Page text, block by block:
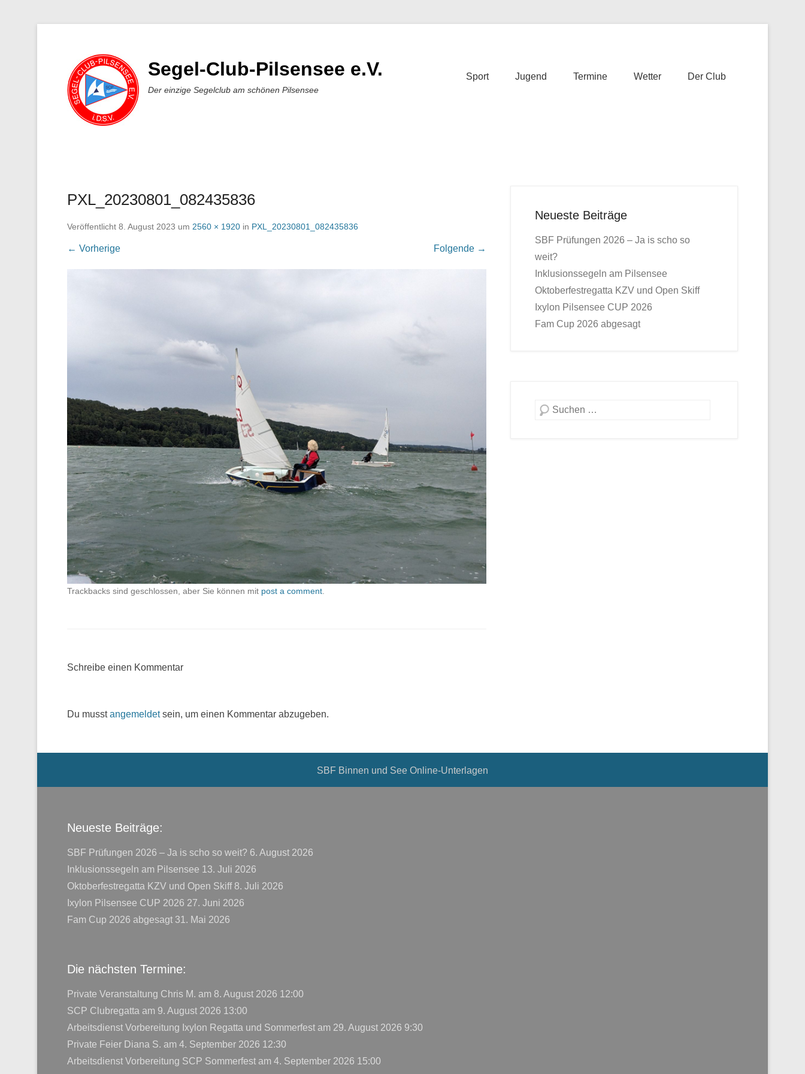
Segel-Club-Pilsensee e.V.
Der einzige Segelclub am schönen Pilsensee
Sport Jugend Termine Wetter Der Club
PXL_20230801_082435836
Veröffentlicht 8. August 2023 um 2560 × 1920 in PXL_20230801_082435836
← Vorherige Folgende →
Trackbacks sind geschlossen, aber Sie können mit post a comment
Schreibe einen Kommentar
Du musstangemeldetsein, um einen Kommentar abzugeben.
Neueste Beiträge
SBF Prüfungen 2026 – Ja is scho so
weit?
Inklusionssegeln am Pilsensee
Oktoberfestregatta KZV und Open Skiff
Ixylon Pilsensee CUP 2026
Fam Cup 2026 abgesagt
Suche
SBF Binnen und See Online-Unterlagen
Neueste Beiträge:
SBF Prüfungen 2026 – Ja is scho so weit? 6. August 2026
Inklusionssegeln am Pilsensee 13. Juli 2026
Oktoberfestregatta KZV und Open Skiff 8. Juli 2026
Ixylon Pilsensee CUP 2026 27. Juni 2026
Fam Cup 2026 abgesagt 31. Mai 2026
Die nächsten Termine:
Private Veranstaltung Chris M. am 8. August 2026 12:00
SCP Clubregatta am 9. August 2026 13:00
Arbeitsdienst Vorbereitung Ixylon Regatta und Sommerfest am 29. August 2026 9:30
Private Feier Diana S. am 4. September 2026 12:30
Arbeitsdienst Vorbereitung SCP Sommerfest am 4. September 2026 15:00